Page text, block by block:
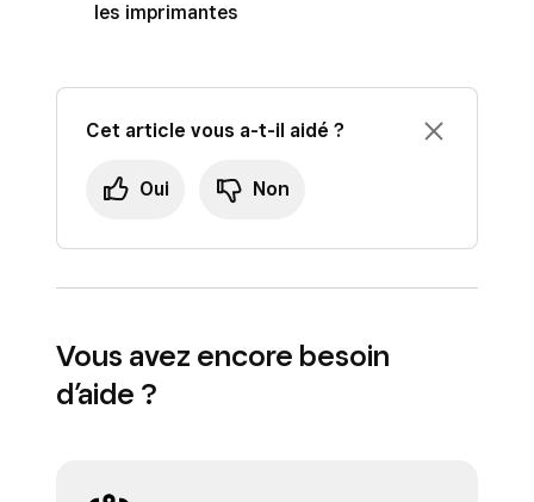
les imprimantes
Cet article vous a-t-il aidé ?
Oui Non
Vous avez encore besoin
d’aide ?